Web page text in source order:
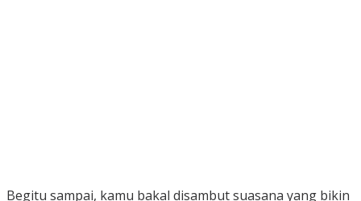
Begitu sampai, kamu bakal disambut suasana yang bikin